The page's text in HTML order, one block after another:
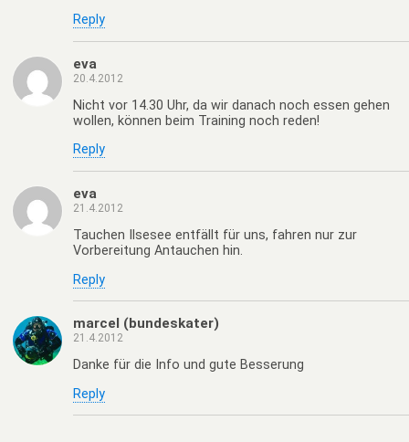
Reply
eva
20.4.2012
Nicht vor 14.30 Uhr, da wir danach noch essen gehen
wollen, können beim Training noch reden!
Reply
eva
21.4.2012
Tauchen Ilsesee entfällt für uns, fahren nur zur
Vorbereitung Antauchen hin.
Reply
marcel (bundeskater)
21.4.2012
Danke für die Info und gute Besserung
Reply